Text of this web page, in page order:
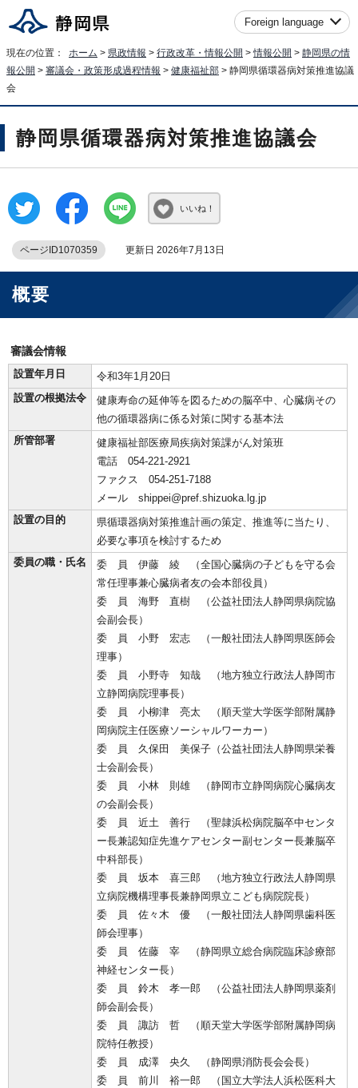
Foreign language
現在の位置： ホーム > 県政情報 > 行政改革・情報公開 >情報公開 > 静岡県の情
報公開 > 審議会・政策形成過程情報 > 健康福祉部 > 静岡県循環器病対策推進協議
会
静岡県循環器病対策推進協議会
いいね！
ページID1070359 更新日 2026年7月13日
概要
審議会情報
設置年月日
令和3年1月20日
設置の根拠法令
健康寿命の延伸等を図るための脳卒中、心臓病その
他の循環器病に係る対策に関する基本法
所管部署
健康福祉部医療局疾病対策課がん対策班
電話 054-221-2921
ファクス 054-251-7188
メール shippei@pref.shizuoka.lg.jp
設置の目的
県循環器病対策推進計画の策定、推進等に当たり、
必要な事項を検討するため
委員の職・氏名
委 員 伊藤 綾 （全国心臓病の子どもを守る会
常任理事兼心臓病者友の会本部役員）
委 員 海野 直樹 （公益社団法人静岡県病院協
会副会長）
委 員 小野 宏志 （一般社団法人静岡県医師会
理事）
委 員 小野寺 知哉 （地方独立行政法人静岡市
立静岡病院理事長）
委 員 小柳津 亮太 （順天堂大学医学部附属静
岡病院主任医療ソーシャルワーカー）
委 員 久保田 美保子（公益社団法人静岡県栄養
士会副会長）
委 員 小林 則雄 （静岡市立静岡病院心臓病友
の会副会長）
委 員 近土 善行 （聖隷浜松病院脳卒中センタ
ー長兼認知症先進ケアセンター副センター長兼脳卒
中科部長）
委 員 坂本 喜三郎 （地方独立行政法人静岡県
立病院機構理事長兼静岡県立こども病院院長）
委 員 佐々木 優 （一般社団法人静岡県歯科医
師会理事）
委 員 佐藤 宰 （静岡県立総合病院臨床診療部
神経センター長）
委 員 鈴木 孝一郎 （公益社団法人静岡県薬剤
師会副会長）
委 員 諏訪 哲 （順天堂大学医学部附属静岡病
院特任教授）
委 員 成澤 央久 （静岡県消防長会会長）
委 員 前川 裕一郎 （国立大学法人浜松医科大